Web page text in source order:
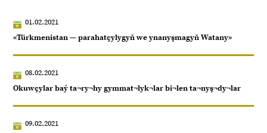
01.02.2021
«Türkmenistan — parahatçylygyň we ynanyşmagyň Watany»
08.02.2021
Okuwçylar baý ta¬ry¬hy gymmat¬lyk¬lar bi¬len ta¬nyş¬dy¬lar
09.02.2021